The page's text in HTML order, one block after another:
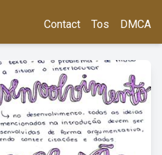
Contact Tos DMCA